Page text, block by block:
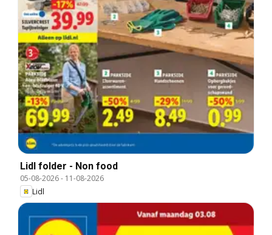
Lidl folder - Non food
05-08-2026- 11-08-2026
Lidl